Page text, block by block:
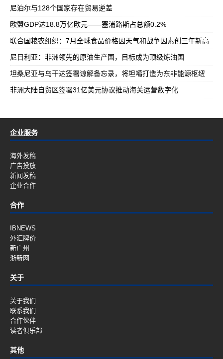
尼泊尔与128个国家存在贸易逆差
欧盟GDP达18.8万亿欧元——塞浦路斯占总额0.2%
联合国粮农组织：7月全球食品价格因天气和战争因素创三年新高
尼日利亚：非洲领先的原油生产国，目标成为顶级炼油国
坦桑尼亚与乌干达签署谅解备忘录，将坦噶打造为东非能源枢纽
非洲大陆自贸区签署31亿美元协议推动海关运营数字化
企业服务
海外发稿
广告投放
新闻发稿
企业合作
合作
IBNEWS
外汇牌价
新广州
浙新网
关于
关于我们
联系我们
合作伙伴
读者俱乐部
其他